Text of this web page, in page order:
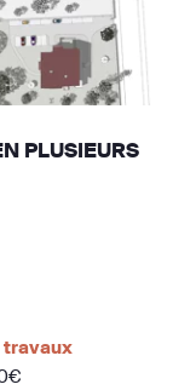
PLUSIEURS
travaux